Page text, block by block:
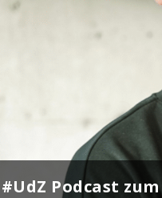
Podcast zum